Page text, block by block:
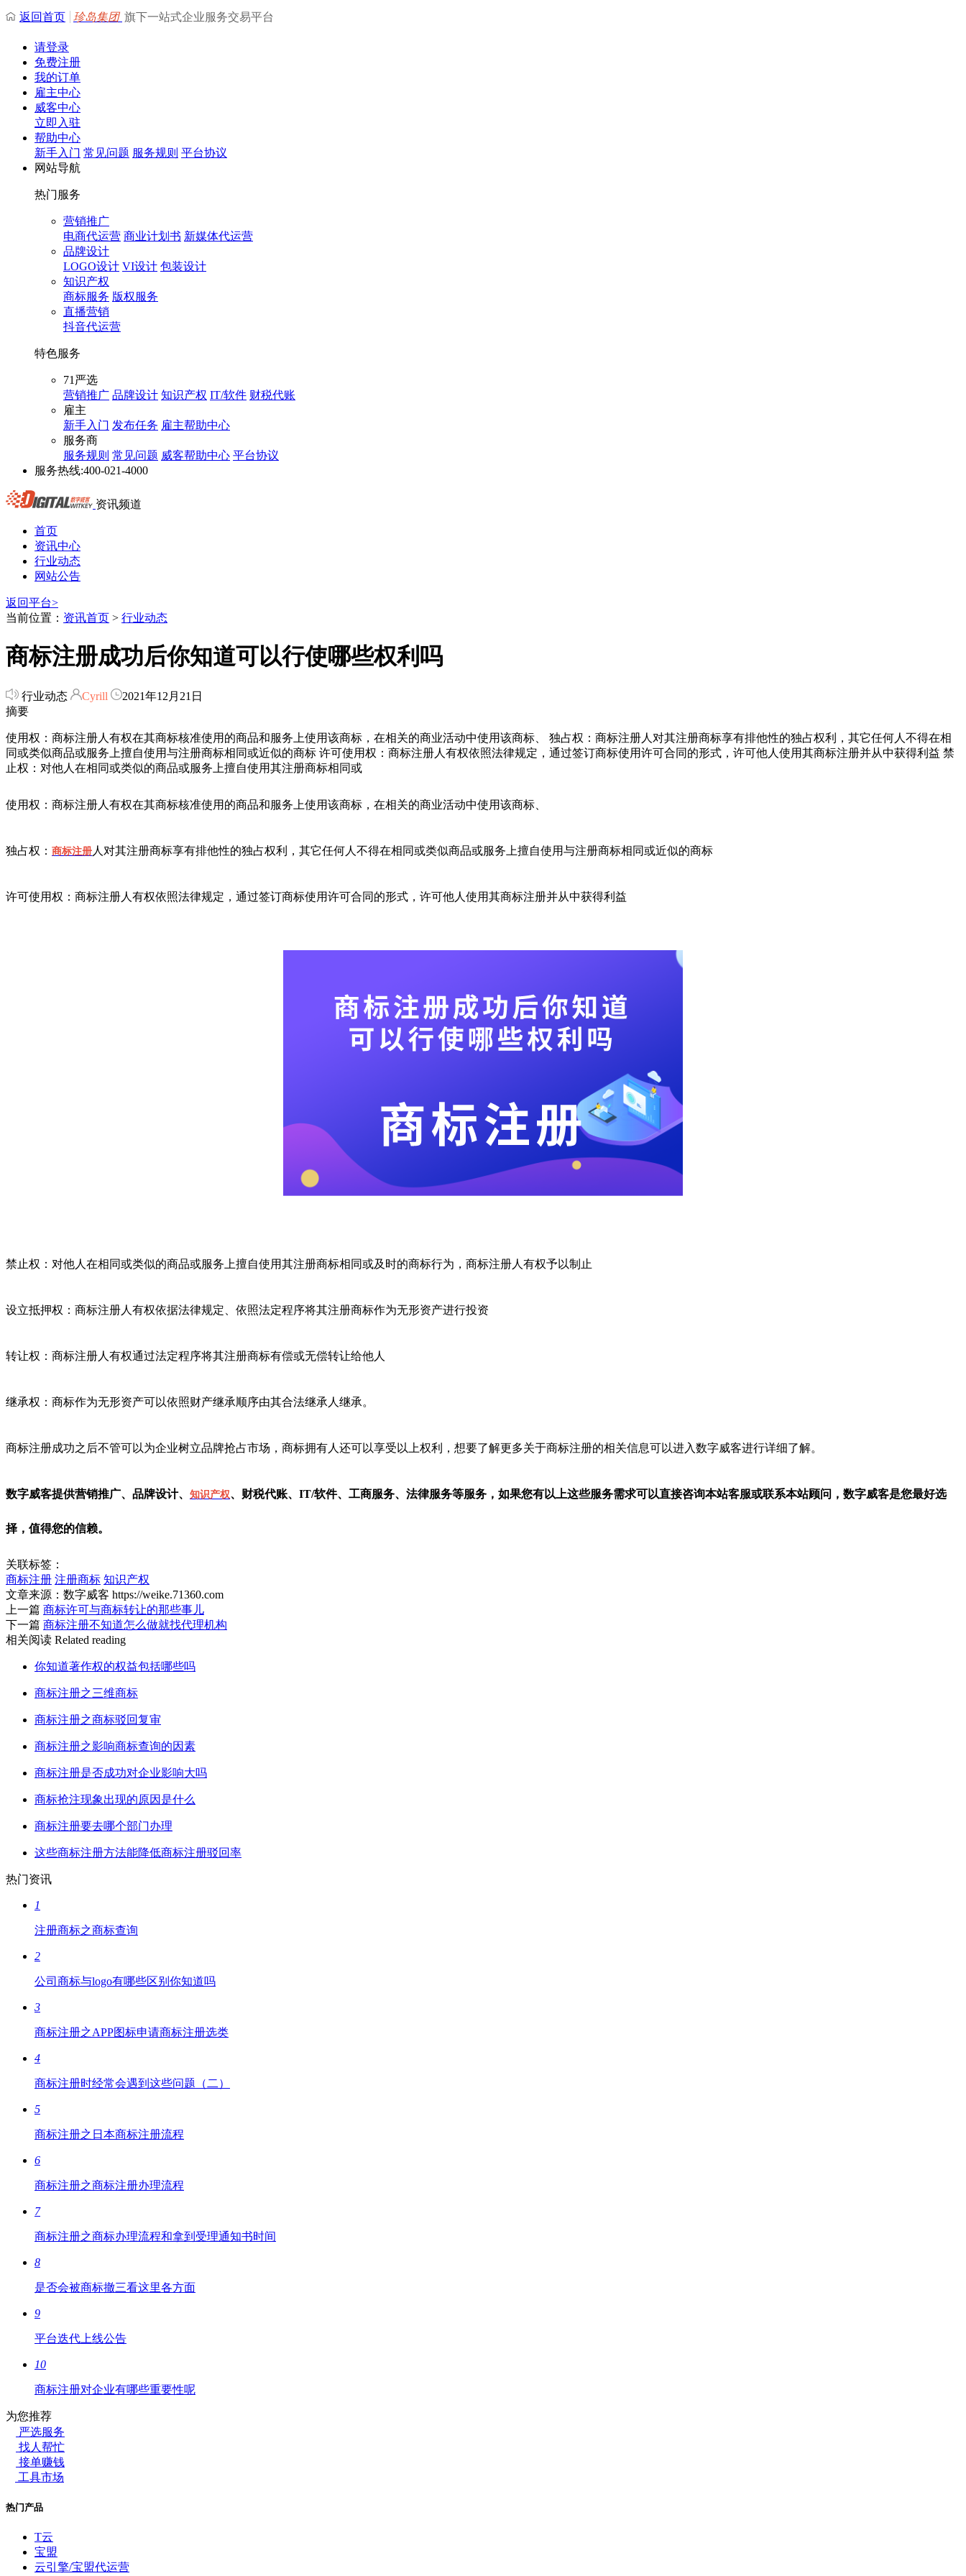
返回首页 珍岛集团 旗下一站式企业服务交易平台
请登录
免费注册
我的订单
雇主中心
威客中心
立即入驻
帮助中心
新手入门 常见问题 服务规则 平台协议
网站导航
热门服务
营销推广
电商代运营 商业计划书 新媒体代运营
品牌设计
LOGO设计 VI设计 包装设计
知识产权
商标服务 版权服务
直播营销
抖音代运营
特色服务
71严选
营销推广 品牌设计 知识产权 IT/软件 财税代账
雇主
新手入门 发布任务 雇主帮助中心
服务商
服务规则 常见问题 威客帮助中心 平台协议
服务热线:400-021-4000
资讯频道
首页
资讯中心
行业动态
网站公告
返回平台>
当前位置： 资讯首页 > 行业动态
商标注册成功后你知道可以行使哪些权利吗
行业动态 Cyrill
2021年12月21日
摘要
使用权：商标注册人有权在其商标核准使用的商品和服务上使用该商标，在相关的商业活动中使用该商标、 独占权：商标注册人对其注册商标享有排他性的独占权利，其它任何人不得在相
同或类似商品或服务上擅自使用与注册商标相同或近似的商标 许可使用权：商标注册人有权依照法律规定，通过签订商标使用许可合同的形式，许可他人使用其商标注册并从中获得利益 禁
止权：对他人在相同或类似的商品或服务上擅自使用其注册商标相同或
使用权：商标注册人有权在其商标核准使用的商品和服务上使用该商标，在相关的商业活动中使用该商标、
独占权： 商标注册 人对其注册商标享有排他性的独占权利，其它任何人不得在相同或类似商品或服务上擅自使用与注册商标相同或近似的商标
许可使用权：商标注册人有权依照法律规定，通过签订商标使用许可合同的形式，许可他人使用其商标注册并从中获得利益
禁止权：对他人在相同或类似的商品或服务上擅自使用其注册商标相同或及时的商标行为，商标注册人有权予以制止
设立抵押权：商标注册人有权依据法律规定、依照法定程序将其注册商标作为无形资产进行投资
转让权：商标注册人有权通过法定程序将其注册商标有偿或无偿转让给他人
继承权：商标作为无形资产可以依照财产继承顺序由其合法继承人继承。
商标注册成功之后不管可以为企业树立品牌抢占市场，商标拥有人还可以享受以上权利，想要了解更多关于商标注册的相关信息可以进入数字威客进行详细了解。
数字威客提供营销推广、品牌设计、 知识产权、财税代账、IT/软件、工商服务、法律服务等服务，如果您有以上这些服务需求可以直接咨询本站客服或联系本站顾问，数字威客是您最好选
择，值得您的信赖。
关联标签：
商标注册 注册商标 知识产权
文章来源：数字威客 https://weike.71360.com
上一篇 商标许可与商标转让的那些事儿
下一篇 商标注册不知道怎么做就找代理机构
相关阅读 Related reading
你知道著作权的权益包括哪些吗
商标注册之三维商标
商标注册之商标驳回复审
商标注册之影响商标查询的因素
商标注册是否成功对企业影响大吗
商标抢注现象出现的原因是什么
商标注册要去哪个部门办理
这些商标注册方法能降低商标注册驳回率
热门资讯
1
注册商标之商标查询
2
公司商标与logo有哪些区别你知道吗
3
商标注册之APP图标申请商标注册选类
4
商标注册时经常会遇到这些问题（二）
5
商标注册之日本商标注册流程
6
商标注册之商标注册办理流程
7
商标注册之商标办理流程和拿到受理通知书时间
8
是否会被商标撤三看这里各方面
9
平台迭代上线公告
10
商标注册对企业有哪些重要性呢
为您推荐
严选服务
找人帮忙
接单赚钱
工具市场
热门产品
T云
宝盟
云引擎/宝盟代运营